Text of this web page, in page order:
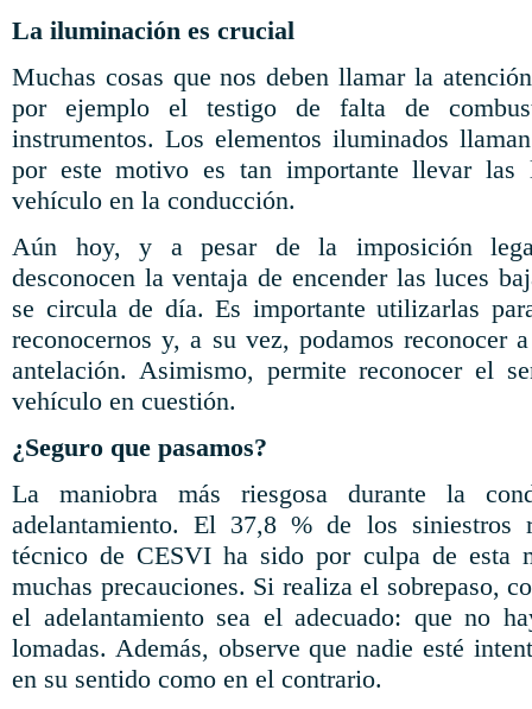
La iluminación es crucial
Muchas cosas que nos deben llamar la
por ejemplo el testigo de falta de
instrumentos. Los elementos iluminados
por este motivo es tan importante llevar las
vehículo en la conducción.
Aún hoy, y a pesar de la imposición
desconocen la ventaja de encender las luces
se circula de día. Es importante utilizarlas
reconocernos y, a su vez, podamos reconocer
antelación. Asimismo, permite reconocer el
vehículo en cuestión.
¿Seguro que pasamos?
La maniobra más riesgosa durante la
adelantamiento. El 37,8 % de los siniestros
técnico de CESVI ha sido por culpa de esta
muchas precauciones. Si realiza el sobrepaso,
el adelantamiento sea el adecuado: que no
lomadas. Además, observe que nadie esté
en su sentido como en el contrario.